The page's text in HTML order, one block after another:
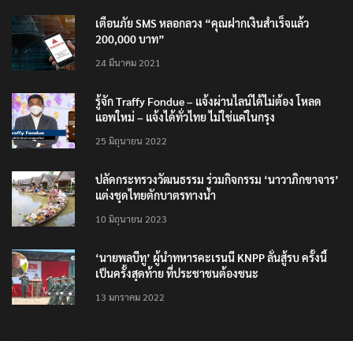
เตือนภัย SMS หลอกลวง “คุณฝากเงินสำเร็จแล้ว
24 มีนาคม 2021
รู้จัก Traffy Fondue – แจ้งผ่านไลน์ได้ไม่ต้อง โหลด
แอพใหม่ – แจ้งได้ทั่วไทย ไม่ใช่แค่ในกรุง
25 มิถุนายน 2022
ปลัดกระทรวงวัฒนธรรม ร่วมกิจกรรม ‘นาวาภิกขาจาร’
แต่งชุดไทยตักบาตรทางน้ำ
10 มิถุนายน 2023